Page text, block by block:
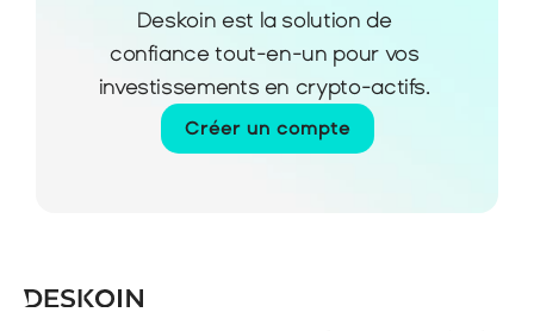
Deskoin est la solution de
confiance tout-en-un pour vos
investissements en crypto-actifs.
Créer un compte